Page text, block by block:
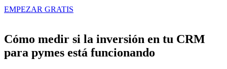
EMPEZAR GRATIS
Cómo medir si la inversión en tu CRM
para pymes está funcionando